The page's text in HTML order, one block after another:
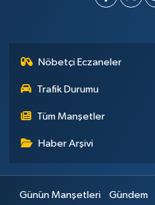
Nöbetçi Eczaneler
Trafik Durumu
Tüm Manşetler
Haber Arşivi
Günün Manşetleri Gündem